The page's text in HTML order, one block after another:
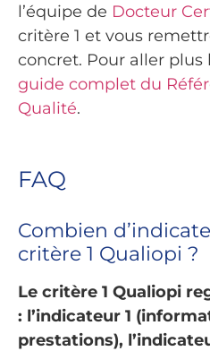
l’équipe de Docteur
critère 1 et vous
concret. Pour aller plus
guide complet du
Qualité.
FAQ
Combien
critère 1 Qualiopi ?
Le critère 1 Qualiopi
: l’indicateur 1
prestations),